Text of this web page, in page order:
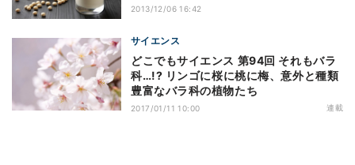
2013/12/06 16:42
サイエンス
どこでもサイエンス 第94回 それもバラ
科…!? リンゴに桜に桃に梅、意外と種類
豊富なバラ科の植物たち
2017/01/11 10:00 連載